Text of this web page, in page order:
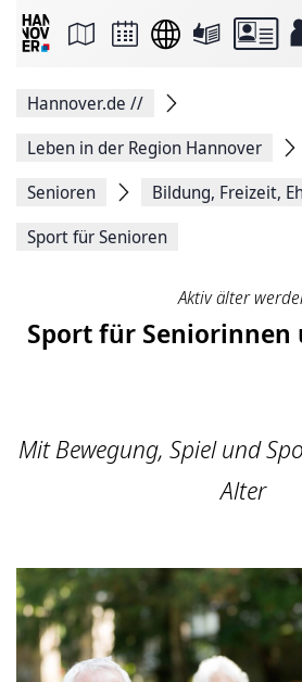
Seite
Facebook
teilen
Seitenlink
Seite
Hannover.de //
Leben in der Region Hannover
Senioren
Bildung, Freizeit,
Sport für Senioren
Aktiv älter
Sport für Seniorinnen
Mit Bewegung, Spiel und
Alter